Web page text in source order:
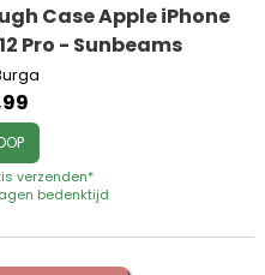
Case Apple iPhone
Pro - Sunbeams
verzenden*
bedenktijd